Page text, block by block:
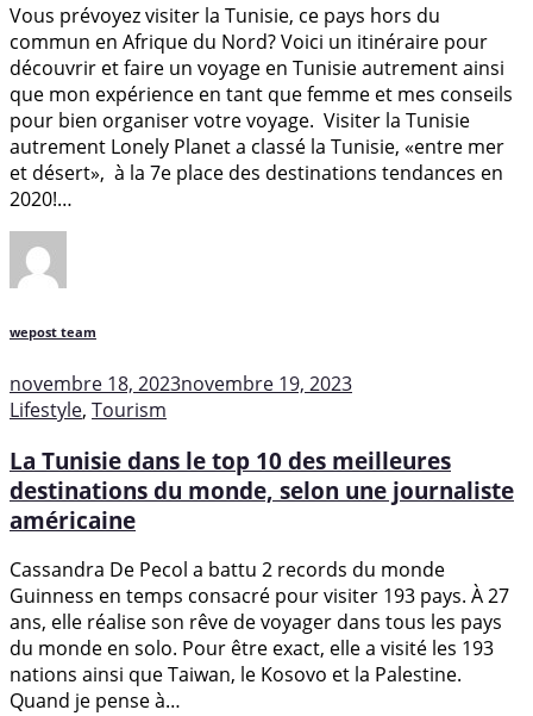
Vous prévoyez visiter la Tunisie, ce pays hors du
commun en Afrique du Nord? Voici un itinéraire pour
découvrir et faire un voyage en Tunisie autrement ainsi
que mon expérience en tant que femme et mes conseils
pour bien organiser votre voyage. Visiter la Tunisie
autrement Lonely Planet a classé la Tunisie, «entre mer
et désert», à la 7e place des destinations tendances en
2020!…
wepost team
novembre 18, 2023novembre 19, 2023
Lifestyle, Tourism
La Tunisie dans le top 10 des meilleures
destinations du monde, selon une journaliste
américaine
Cassandra De Pecol a battu 2 records du monde
Guinness en temps consacré pour visiter 193 pays. À 27
ans, elle réalise son rêve de voyager dans tous les pays
du monde en solo. Pour être exact, elle a visité les 193
nations ainsi que Taiwan, le Kosovo et la Palestine.
Quand je pense à…